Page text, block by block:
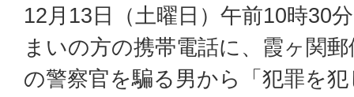
12月13日（土曜日）午前10時30
まいの方の携帯電話に、霞ヶ関
の警察官を騙る男から「犯罪を